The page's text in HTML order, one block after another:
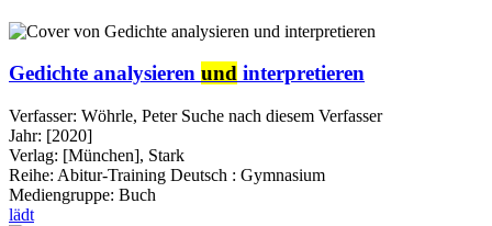
Gedichte analysieren und interpretieren
Verfasser: Wöhrle, Peter Suche nach diesem Verfasser
Jahr: [2020]
Verlag: [München], Stark
Reihe: Abitur-Training Deutsch : Gymnasium
Mediengruppe: Buch
lädt